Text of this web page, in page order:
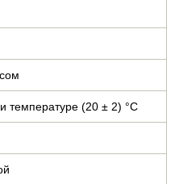
температуре (20 ± 2) °С